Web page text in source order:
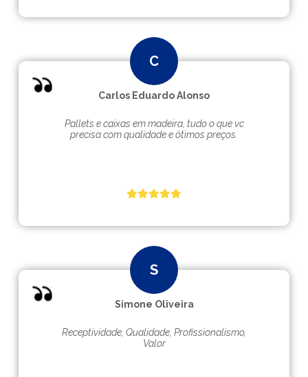
Carlos Eduardo Alonso
Pallets e caixas em madeira, tudo o que vc
precisa com qualidade e ótimos preços.
Simone Oliveira
Receptividade, Qualidade, Profissionalismo,
Valor